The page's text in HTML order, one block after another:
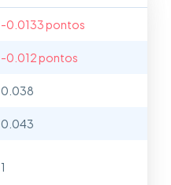
-0.0133 pontos
-0.012 pontos
0.038
0.043
1